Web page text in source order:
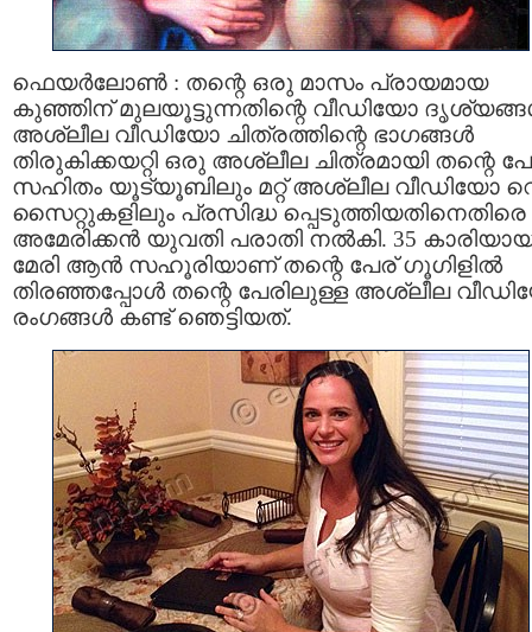
ഫെയർലോൺ : തന്റെ ഒരു മാസം പ്രായമായ
കുഞ്ഞിന് മുലയൂട്ടുന്നതിന്റെ വീഡിയോ
അശ്ലീല വീഡിയോ ചിത്രത്തിന്റെ ഭാഗങ്ങൾ
തിരുകിക്കയറ്റി ഒരു അശ്ലീല ചിത്രമായി തന്റെ
സഹിതം യൂട്യൂബിലും മറ്റ് അശ്ലീല വീഡിയോ
സൈറ്റുകളിലും പ്രസിദ്ധ പ്പെടുത്തിയതിനെതിരെ
അമേരിക്കൻ യുവതി പരാതി നൽകി. 35
മേരി ആൻ സഹൂരിയാണ് തന്റെ പേര് ഗൂഗിളിൽ
തിരഞ്ഞപ്പോൾ തന്റെ പേരിലുള്ള അശ്ലീല
രംഗങ്ങൾ കണ്ട് ഞെട്ടിയത്.